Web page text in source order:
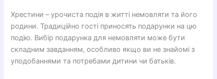
Хрестини – урочиста подія в житті немовляти та його
родини. Традиційно гості приносять подарунки на цю
подію. Вибір подарунка для немовляти може бути
складним завданням, особливо якщо ви не знайомі з
уподобаннями та потребами дитини чи батьків.